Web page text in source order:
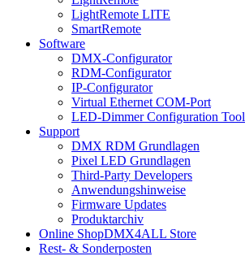
LightRemote LITE
SmartRemote
Software
DMX-Configurator
RDM-Configurator
IP-Configurator
Virtual Ethernet COM-Port
LED-Dimmer Configuration Tool
Support
DMX RDM Grundlagen
Pixel LED Grundlagen
Third-Party Developers
Anwendungshinweise
Firmware Updates
Produktarchiv
Online ShopDMX4ALL Store
Rest- & Sonderposten